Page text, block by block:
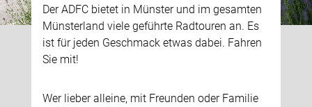
Der ADFC bietet in Münster und im gesamten
Münsterland viele geführte Radtouren an. Es
ist für jeden Geschmack etwas dabei. Fahren
Sie mit!
Wer lieber alleine, mit Freunden oder Familie